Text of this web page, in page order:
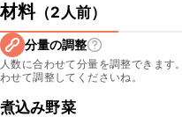
材料（2人前）
分量の調整
人数に合わせて分量を調整できます
わせて調整してくださいね。
煮込み野菜